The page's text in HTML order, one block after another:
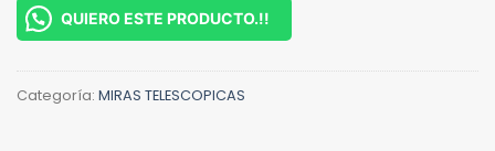
QUIERO ESTE PRODUCTO.!!
Categoría: MIRAS TELESCOPICAS